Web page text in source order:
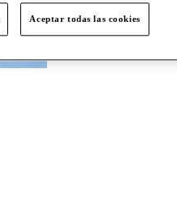
Aceptar todas las cookies